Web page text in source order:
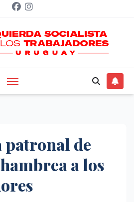
patronal de
a los